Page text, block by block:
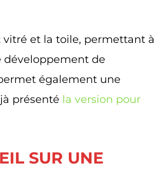
vitré et la toile, permettant à
développement de
également une
présenté la version pour
SUR UNE